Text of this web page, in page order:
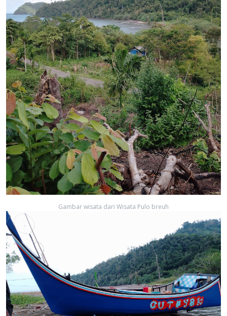
Gambar wisata dari Wisata Pulo breuh